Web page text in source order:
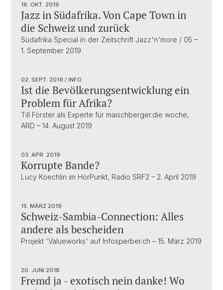
16. OKT. 2019
Jazz in Südafrika. Von Cape Town in
die Schweiz und zurück
Südafrika Special in der Zeitschrift Jazz'n'more / 05 –
1. September 2019
02. SEPT. 2019 / INFO
Ist die Bevölkerungsentwicklung ein
Problem für Afrika?
Till Förster als Experte für maischberger.die woche,
ARD – 14. August 2019
03. APR. 2019
Korrupte Bande?
Lucy Koechlin im HörPunkt, Radio SRF2 – 2. April 2019
15. MÄRZ 2019
Schweiz-Sambia-Connection: Alles
andere als bescheiden
Projekt 'Valueworks' auf Infosperber.ch – 15. März 2019
20. JUNI 2018
Fremd ja - exotisch nein danke! Wo